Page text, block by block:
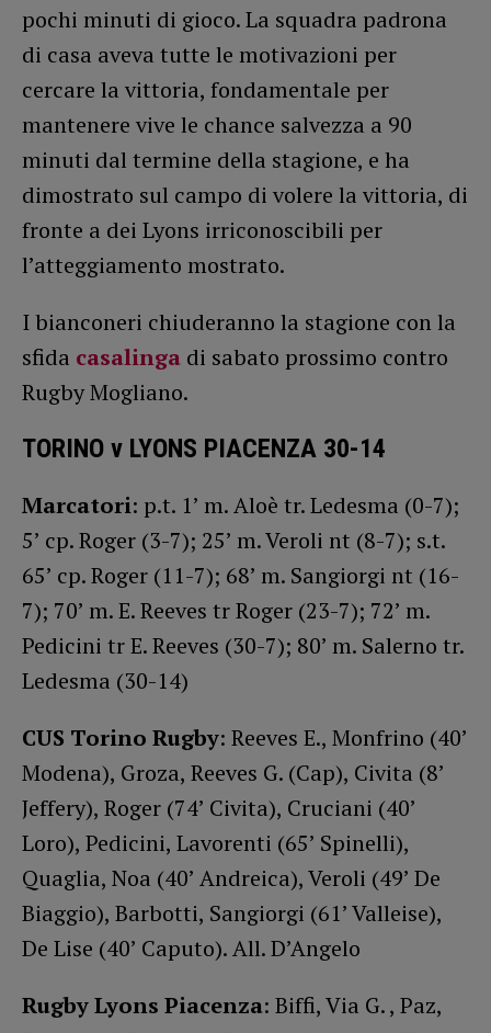
pochi minuti di gioco. La squadra padrona
di casa aveva tutte le motivazioni per
cercare la vittoria, fondamentale per
mantenere vive le chance salvezza a 90
minuti dal termine della stagione, e ha
dimostrato sul campo di volere la vittoria, di
fronte a dei Lyons irriconoscibili per
l’atteggiamento mostrato.
I bianconeri chiuderanno la stagione con la
sfida casalinga di sabato prossimo contro
Rugby Mogliano.
TORINO v LYONS PIACENZA 30-14
Marcatori: p.t. 1’ m. Aloè tr. Ledesma (0-7);
5’ cp. Roger (3-7); 25’ m. Veroli nt (8-7); s.t.
65’ cp. Roger (11-7); 68’ m. Sangiorgi nt (16-
7); 70’ m. E. Reeves tr Roger (23-7); 72’ m.
Pedicini tr E. Reeves (30-7); 80’ m. Salerno tr.
Ledesma (30-14)
CUS Torino Rugby: Reeves E., Monfrino (40’
Modena), Groza, Reeves G. (Cap), Civita (8’
Jeffery), Roger (74’ Civita), Cruciani (40’
Loro), Pedicini, Lavorenti (65’ Spinelli),
Quaglia, Noa (40’ Andreica), Veroli (49’ De
Biaggio), Barbotti, Sangiorgi (61’ Valleise),
De Lise (40’ Caputo). All. D’Angelo
Rugby Lyons Piacenza: Biffi, Via G. , Paz,